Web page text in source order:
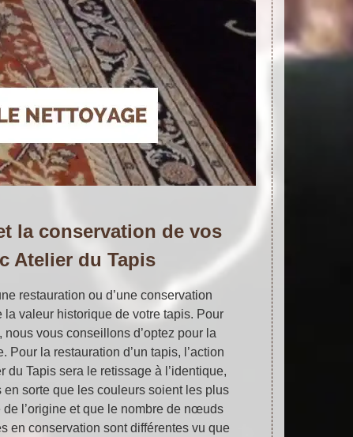
la conservation de vos
Atelier du Tapis
restauration ou d’une conservation
valeur historique de votre tapis. Pour
vous conseillons d’optez pour la
Pour la restauration d’un tapis, l’action
du Tapis sera le retissage à l’identique,
en sorte que les couleurs soient les plus
l’origine et que le nombre de nœuds
en conservation sont différentes vu que